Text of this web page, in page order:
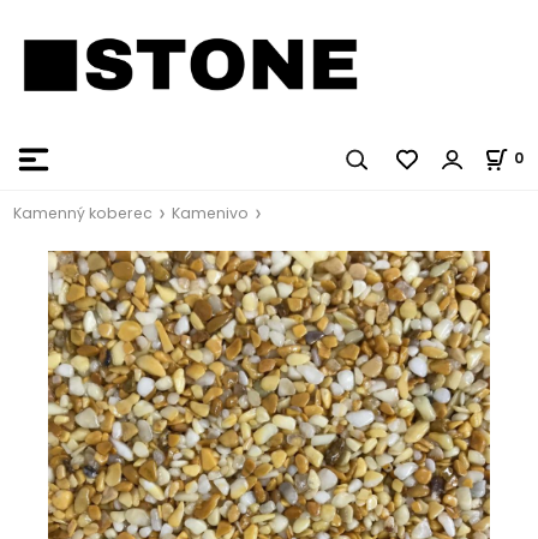
0
Kamenný koberec Kamenivo